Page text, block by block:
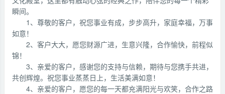
瞬间。
1、尊敬的客户，祝您事业有成，步步高升，家庭幸福，万事
如意！
2、客户大大，愿您财源广进，生意兴隆，合作愉快，前程似
锦！
3、亲爱的客户，感谢您的支持与信赖，期待与您携手共进，
共创辉煌。祝您事业蒸蒸日上，生活美满如意！
4、亲爱的客户，愿您的每一天都充满阳光与欢笑，合作之路